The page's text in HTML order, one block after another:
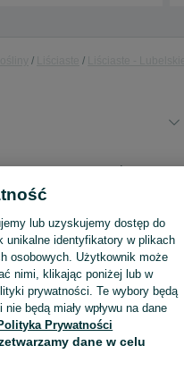
aby skontaktować się z
lub uzyskujemy dostęp do
unikalne identyfikatory w plikach
osobowych. Użytkownik może
nimi, klikając poniżej lub w
prywatności. Te wybory będą
będą miały wpływu na dane
Prywatności
dane w celu